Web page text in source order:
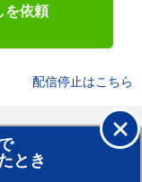
を依頼
配信停止はこちら
とき